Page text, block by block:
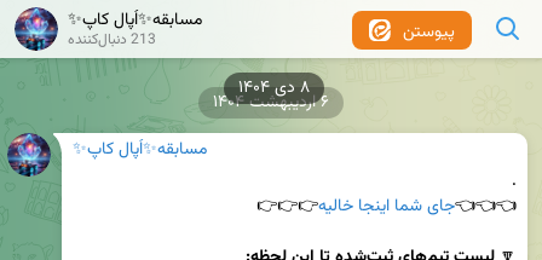
۸ دی ۱۴۰۴
پیوستن مسابقه✨اُپال کاپ✨
213 دنبال‌کننده
مسابقه✨اُپال کاپ✨
👈👈👈جای شما اینجا خالیه
۶ اردیبهشت ۱۴۰۴